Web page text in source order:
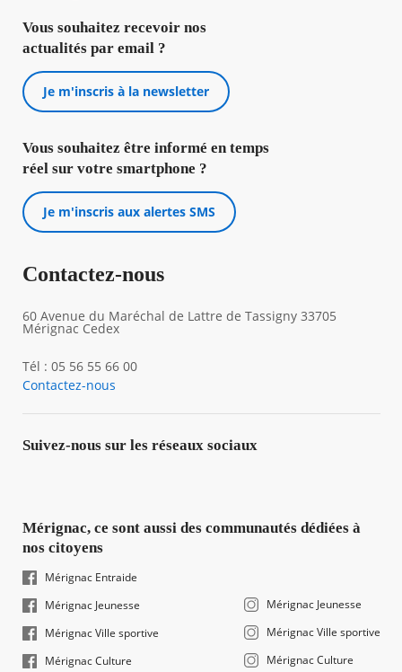
Vous souhaitez recevoir nos
actualités par email ?
Je m'inscris à la newsletter
Vous souhaitez être informé en temps
réel sur votre smartphone ?
Je m'inscris aux alertes SMS
Contactez-nous
60 Avenue du Maréchal de Lattre de Tassigny 33705
Mérignac Cedex
Tél : 05 56 55 66 00
Contactez-nous
Suivez-nous sur les réseaux sociaux
Mérignac, ce sont aussi des communautés dédiées à
nos citoyens
Mérignac Entraide
Mérignac Jeunesse
Mérignac Ville sportive
Mérignac Culture
Mérignac Jeunesse
Mérignac Ville sportive
Mérignac Culture